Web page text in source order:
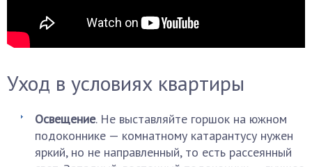
Уход в условиях квартиры
Освещение. Не выставляйте горшок на южном
подоконнике — комнатному катарантусу нужен
яркий, но не направленный, то есть рассеянный